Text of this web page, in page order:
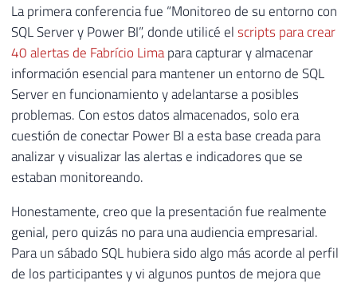
La primera conferencia fue “Monitoreo de su entorno con
SQL Server y Power BI”, donde utilicé elscripts para crear
40 alertas de Fabrício Limapara capturar y almacenar
información esencial para mantener un entorno de SQL
Server en funcionamiento y adelantarse a posibles
problemas. Con estos datos almacenados, solo era
cuestión de conectar Power BI a esta base creada para
analizar y visualizar las alertas e indicadores que se
estaban monitoreando.
Honestamente, creo que la presentación fue realmente
genial, pero quizás no para una audiencia empresarial.
Para un sábado SQL hubiera sido algo más acorde al perfil
de los participantes y vi algunos puntos de mejora que